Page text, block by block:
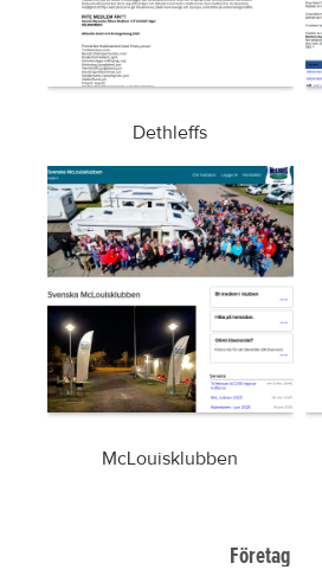
Dethleffs
McLouisklubben
Företag